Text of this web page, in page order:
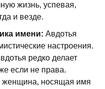
жизнь, успевая,
и везде.
имени: Авдотья
настроения.
редко делает
если не права.
женщина, носящая имя